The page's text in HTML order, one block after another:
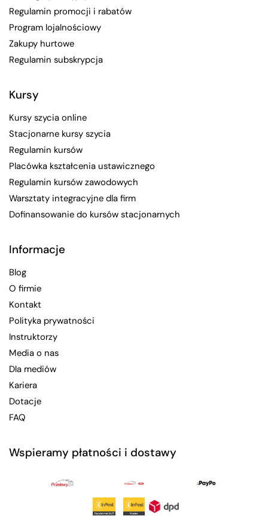
Regulamin promocji i rabatów
Program lojalnościowy
Zakupy hurtowe
Regulamin subskrypcja
Kursy
Kursy szycia online
Stacjonarne kursy szycia
Regulamin kursów
Placówka kształcenia ustawicznego
Regulamin kursów zawodowych
Warsztaty integracyjne dla firm
Dofinansowanie do kursów stacjonarnych
Informacje
Blog
O firmie
Kontakt
Polityka prywatności
Instruktorzy
Media o nas
Dla mediów
Kariera
Dotacje
FAQ
Wspieramy płatności i dostawy